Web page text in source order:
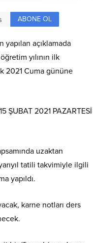
ABONE OL
yapılan açıklamada
yılının ilk
2021 Cuma gününe
ŞUBAT 2021 PAZARTESİ
uzaktan
tatili takvimiyle ilgili
yapıldı.
karne notları ders